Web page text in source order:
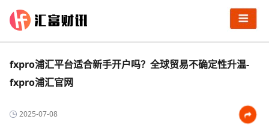
fxpro浦汇平台适合新手开户吗？全球贸易不确定性升温-
fxpro浦汇官网
2025-07-08